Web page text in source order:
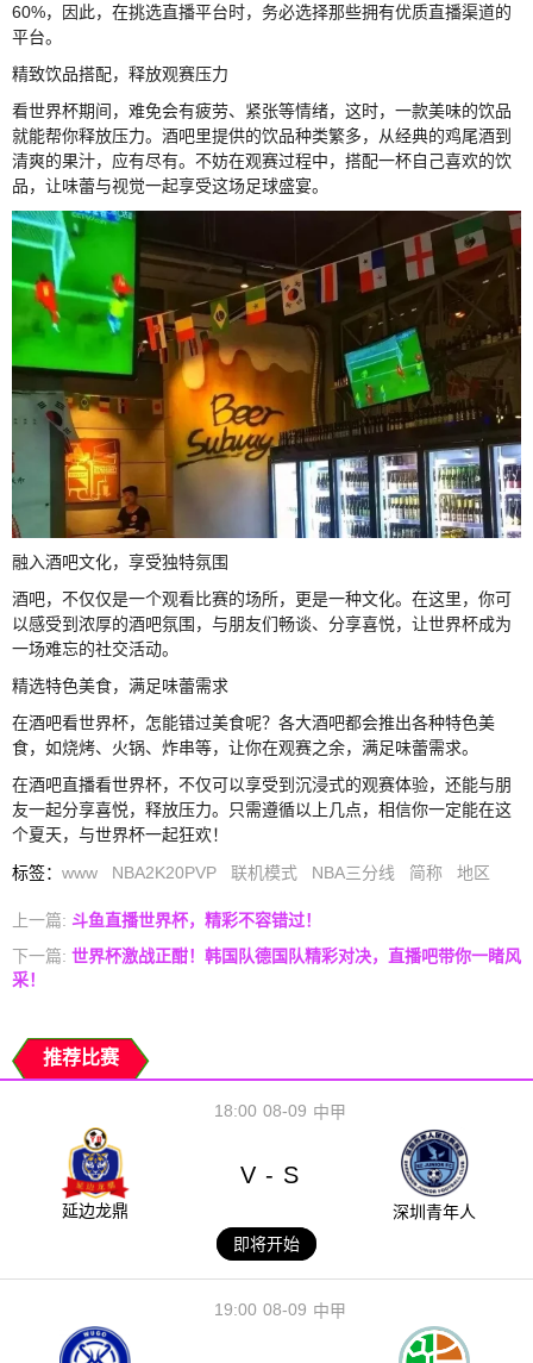
60%，因此，在挑选直播平台时，务必选择那些拥有优质直播渠道的
平台。
精致饮品搭配，释放观赛压力
看世界杯期间，难免会有疲劳、紧张等情绪，这时，一款美味的饮品
就能帮你释放压力。酒吧里提供的饮品种类繁多，从经典的鸡尾酒到
清爽的果汁，应有尽有。不妨在观赛过程中，搭配一杯自己喜欢的饮
品，让味蕾与视觉一起享受这场足球盛宴。
融入酒吧文化，享受独特氛围
酒吧，不仅仅是一个观看比赛的场所，更是一种文化。在这里，你可
以感受到浓厚的酒吧氛围，与朋友们畅谈、分享喜悦，让世界杯成为
一场难忘的社交活动。
精选特色美食，满足味蕾需求
在酒吧看世界杯，怎能错过美食呢？各大酒吧都会推出各种特色美
食，如烧烤、火锅、炸串等，让你在观赛之余，满足味蕾需求。
在酒吧直播看世界杯，不仅可以享受到沉浸式的观赛体验，还能与朋
友一起分享喜悦，释放压力。只需遵循以上几点，相信你一定能在这
个夏天，与世界杯一起狂欢！
标签： www NBA2K20PVP 联机模式 NBA三分线 简称 地区
上一篇: 斗鱼直播世界杯，精彩不容错过！
下一篇: 世界杯激战正酣！韩国队德国队精彩对决，直播吧带你一睹风
采！
推荐比赛
08-09
18:00 中甲
延边龙鼎
V - S
深圳青年人
即将开始
08-09
19:00 中甲